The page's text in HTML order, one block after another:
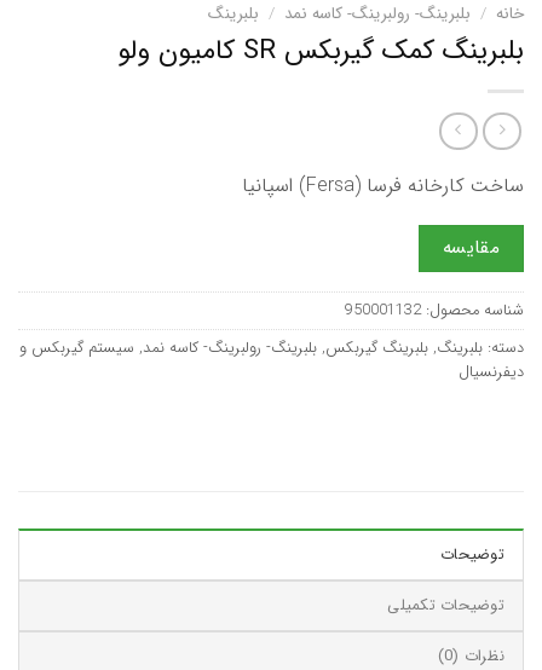
خانه / بلبرینگ- رولبرینگ- کاسه نمد / بلبرینگ
بلبرینگ کمک گیربکس SR کامیون ولو
ساخت کارخانه فرسا (Fersa) اسپانیا
مقایسه
شناسه محصول:950001132
دسته: بلبرینگ, بلبرینگ گیربکس, بلبرینگ- رولبرینگ- کاسه نمد, سیستم گیربکس و
دیفرنسیال
توضیحات
توضیحات تکمیلی
نظرات (0)